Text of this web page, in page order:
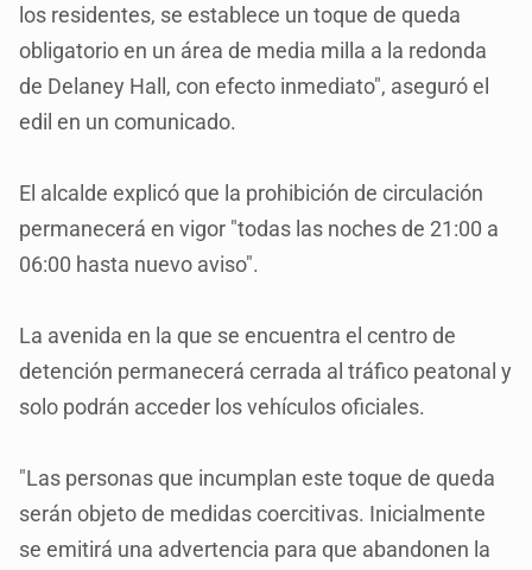
los residentes, se establece un toque de queda
obligatorio en un área de media milla a la redonda
de Delaney Hall, con efecto inmediato", aseguró el
edil en un comunicado.
El alcalde explicó que la prohibición de circulación
permanecerá en vigor "todas las noches de 21:00 a
06:00 hasta nuevo aviso".
La avenida en la que se encuentra el centro de
detención permanecerá cerrada al tráfico peatonal y
solo podrán acceder los vehículos oficiales.
"Las personas que incumplan este toque de queda
serán objeto de medidas coercitivas. Inicialmente
se emitirá una advertencia para que abandonen la